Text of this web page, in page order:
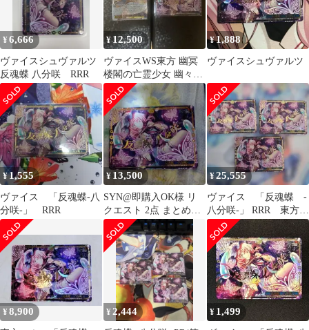
¥6,666
ヴァイスシュヴァルツ
反魂蝶 八分咲 RRR
¥12,500
ヴァイスWS東方 幽冥
楼閣の亡霊少女 幽々子
SSP 「反魂蝶-八分
咲-」RRR
¥1,888
ヴァイスシュヴァルツ
¥1,555
ヴァイス 「反魂蝶-八
分咲-」 RRR
¥ 13,500
SYN@即購入OK様 リ
クエスト 2点 まとめ商
品
¥25,555
ヴァイス 「反魂蝶 -
八分咲-」 RRR 東方
Project
¥8,900 ¥2,444 ¥ 1,499